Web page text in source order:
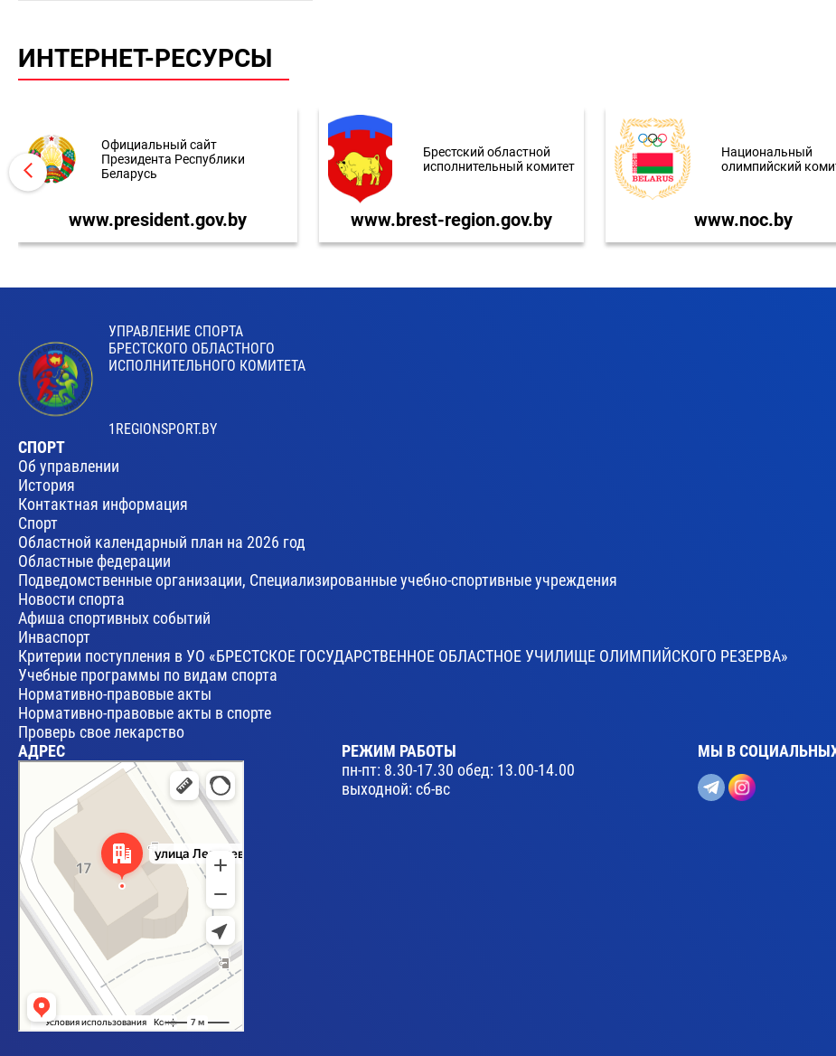
ИНТЕРНЕТ-РЕСУРСЫ
Официальный сайт
Президента Республики
Беларусь
www.president.gov.by
Брестский областной
исполнительный комитет
www.brest-region.gov.by
Национальный
олимпийский
www.noc.by
УПРАВЛЕНИЕ СПОРТА
БРЕСТСКОГО ОБЛАСТНОГО
ИСПОЛНИТЕЛЬНОГО КОМИТЕТА
1REGIONSPORT.BY
СПОРТ
Об управлении
История
Контактная информация
Спорт
Областной календарный план на 2026 год
Областные федерации
Подведомственные организации, Специализированные учебно-спортивные учреждения
Новости спорта
Афиша спортивных событий
Инваспорт
Критерии поступления в УО «БРЕСТСКОЕ ГОСУДАРСТВЕННОЕ ОБЛАСТНОЕ УЧИЛИЩЕ ОЛИМПИЙСКОГО РЕЗЕРВА»
Учебные программы по видам спорта
Нормативно-правовые акты
Нормативно-правовые акты в спорте
Проверь свое лекарство
АДРЕС
Брест
Улица Леваневского, 17 — Яндекс Карты
РЕЖИМ РАБОТЫ
пн-пт: 8.30-17.30 обед: 13.00-14.00
выходной: сб-вс
МЫ В